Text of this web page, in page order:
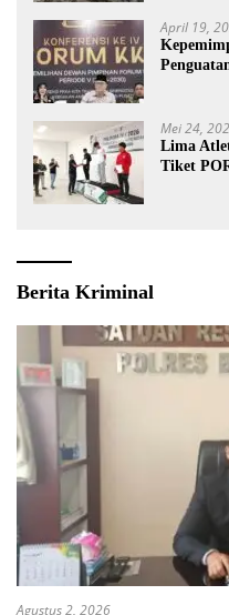
April 19,
Mei 24,
Lima
Tiket
Berita Kriminal
Agustus 2, 2026